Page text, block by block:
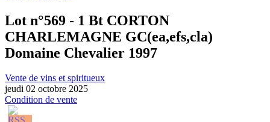
Lot n°569 - 1 Bt CORTON
CHARLEMAGNE GC(ea,efs,cla)
Domaine Chevalier 1997
Vente de vins et spiritueux
jeudi 02 octobre 2025
Condition de vente